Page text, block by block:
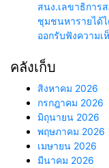
สนง.เลขาธิการ
ชุมชนหารายได้
ออกรับฟังความเ
คลังเก็บ
สิงหาคม 2026
กรกฎาคม 2026
มิถุนายน 2026
พฤษภาคม 2026
เมษายน 2026
มีนาคม 2026